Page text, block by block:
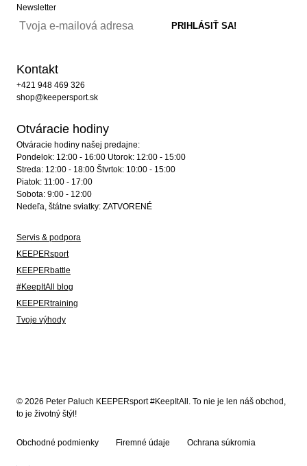
Newsletter
Kontakt
+421 948 469 326
shop@keepersport.sk
Otváracie hodiny
Otváracie hodiny našej predajne:
Pondelok: 12:00 - 16:00 Utorok: 12:00 - 15:00
Streda: 12:00 - 18:00 Štvrtok: 10:00 - 15:00
Piatok: 11:00 - 17:00
Sobota: 9:00 - 12:00
Nedeľa, štátne sviatky: ZATVORENÉ
Servis & podpora
KEEPERsport
KEEPERbattle
#KeepItAll blog
KEEPERtraining
Tvoje výhody
© 2026 Peter Paluch KEEPERsport #KeepItAll. To nie je len náš obchod,
to je životný štýl!
Obchodné podmienky Firemné údaje Ochrana súkromia